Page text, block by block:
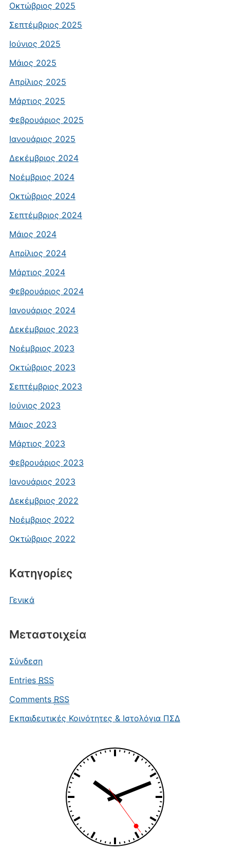
Οκτώβριος 2025
Σεπτέμβριος 2025
Ιούνιος 2025
Μάιος 2025
Απρίλιος 2025
Μάρτιος 2025
Φεβρουάριος 2025
Ιανουάριος 2025
Δεκέμβριος 2024
Νοέμβριος 2024
Οκτώβριος 2024
Σεπτέμβριος 2024
Μάιος 2024
Απρίλιος 2024
Μάρτιος 2024
Φεβρουάριος 2024
Ιανουάριος 2024
Δεκέμβριος 2023
Νοέμβριος 2023
Οκτώβριος 2023
Σεπτέμβριος 2023
Ιούνιος 2023
Μάιος 2023
Μάρτιος 2023
Φεβρουάριος 2023
Ιανουάριος 2023
Δεκέμβριος 2022
Νοέμβριος 2022
Οκτώβριος 2022
Kατηγορίες
Γενικά
Μεταστοιχεία
Σύνδεση
Entries RSS
Comments RSS
Εκπαιδευτικές Κοινότητες & Ιστολόγια ΠΣΔ